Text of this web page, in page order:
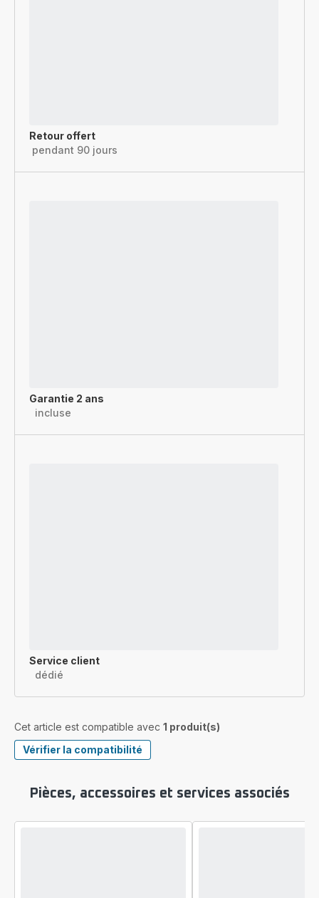
Retour offert
pendant 90 jours
Garantie 2 ans
incluse
Service client
dédié
Cet article est compatible avec 1 produit(s)
Vérifier la compatibilité
Pièces, accessoires et services associés